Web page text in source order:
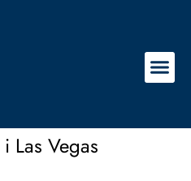
Las Vegas